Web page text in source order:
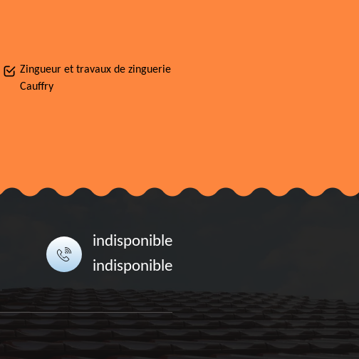
Zingueur et travaux de zinguerie
Cauffry
indisponible
indisponible